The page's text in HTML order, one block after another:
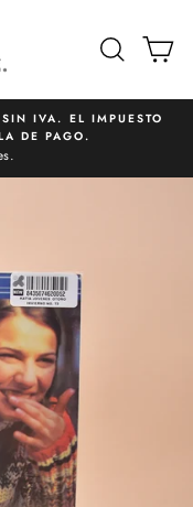
SIN IVA. EL IMPUESTO
DE PAGO.